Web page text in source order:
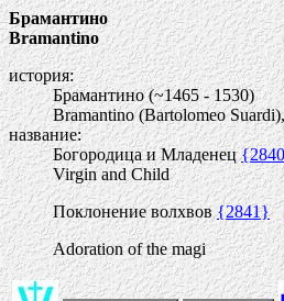
Брамантино
Bramantino
история:
Брамантино (~1465 - 1530)
Bramantino (Bartolomeo
название:
Богородица и Младенец
Virgin and Child
Поклонение волхвов{2841}
Adoration of the magi